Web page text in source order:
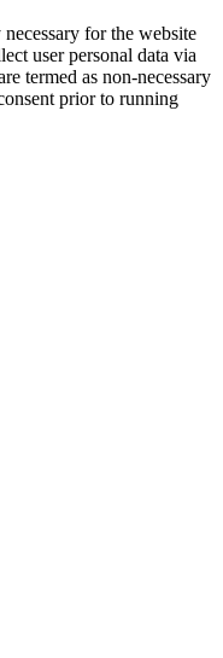
for the website
user personal data via
termed as non-necessary
prior to running